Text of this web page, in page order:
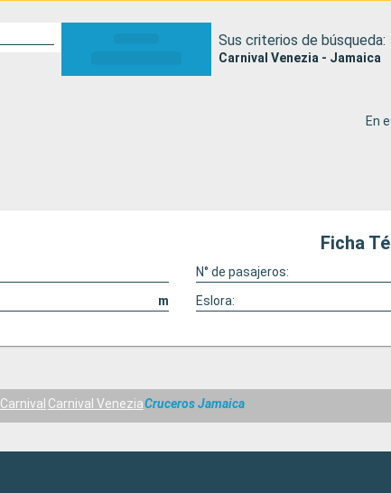
Sus criterios de búsqueda:
Carnival Venezia - Jamaica
En
Ficha
N° de pasajeros:
m Eslora:
Carnival Carnival VeneziaCruceros Jamaica